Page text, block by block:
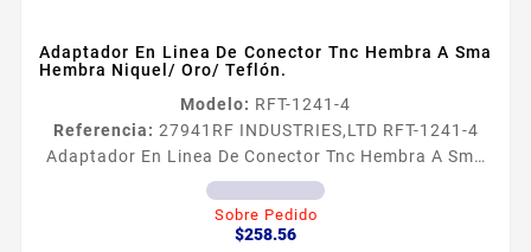
Adaptador En Linea De Conector Tnc Hembra A Sma
Hembra Niquel/ Oro/ Teflón.
Modelo: RFT-1241-4
Referencia: 27941 RF INDUSTRIES,LTD RFT-1241-4
Adaptador En Linea De Conector Tnc Hembra A Sma
Hembra Niquel/ Oro/ Teflón. Adaptador de Conector
TNC Hembra a SMA Hembra​ Tipo de adaptador De
Conector TNC Hembra a SMA Hembra Modo de
Sobre Pedido
$258.56Precio